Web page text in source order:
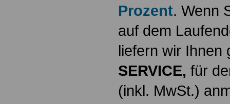
Prozent. Wenn
auf dem
liefern wir
SERVICE, für
(inkl. MwSt.)